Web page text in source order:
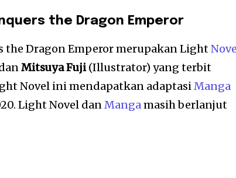
the Dragon Emperor
the Dragon Emperor merupakan Light
Mitsuya Fuji(Illustrator) yang terbit
Novel ini mendapatkan adaptasiManga
Light Novel danMangamasih berlanjut